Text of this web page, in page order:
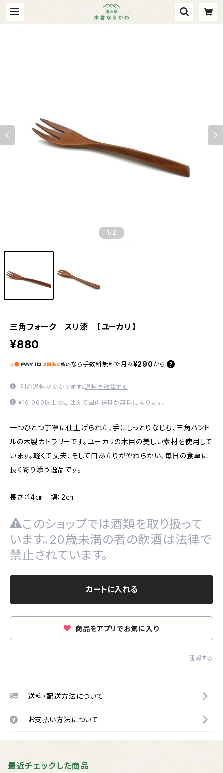
1 /2
三角フォーク スリ漆 【ユーカリ】
¥880
なら 手数料無料で 月々¥290 から
別途送料がかかります。送料を確認する
¥10,000以上のご注文で国内送料が無料になります。
一つひとつ丁寧に仕上げられた、手にしっとりなじむ、三角ハンド
ルの木製カトラリーです。ユーカリの木目の美しい素材を使用して
います。軽くて丈夫、そして口あたりがやわらかい、毎日の食卓に
長く寄り添う逸品です。
長さ：14㎝ 幅：2㎝
このショップでは酒類を取り扱って
います。20歳未満の者の飲酒は法律で
禁止されています。
カートに入れる
商品をアプリでお気に入り
通報する
送料・配送方法について
お支払い方法について
最近チェックした商品